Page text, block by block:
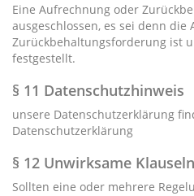
Eine Aufrechnung oder
ausgeschlossen, es sei denn die
Zurückbehaltungsforderung ist
festgestellt.
§ 11 Datenschutzhinweis
unsere Datenschutzerklärung
Datenschutzerklärung
§ 12 Unwirksame Klauseln
Sollten eine oder mehrere